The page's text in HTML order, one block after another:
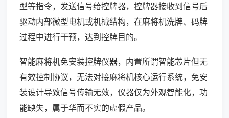
型等指令，发送信号给控牌器，控牌器接收到信号后
驱动内部微型电机或机械结构，在麻将机洗牌、码牌
过程中进行干预，达到控牌目的。
智能麻将机免安装控牌仪器，内置所谓智能芯片但无
有效控制协议，无法对接麻将机核心运行系统，免安
装设计导致信号传输无效，仪器仅为外观智能化，功
能缺失，属于华而不实的虚假产品。